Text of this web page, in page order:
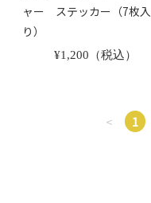
ャー ステッカー（7枚入
り）
¥1,200（税込）
< 1